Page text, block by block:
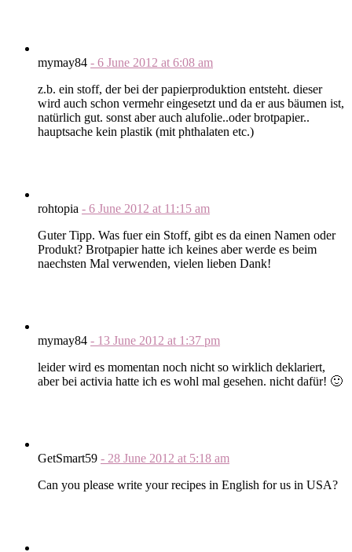
mymay84 - 6 June 2012 at 6:08 am
z.b. ein stoff, der bei der papierproduktion entsteht. dieser
wird auch schon vermehr eingesetzt und da er aus bäumen ist,
natürlich gut. sonst aber auch alufolie..oder brotpapier..
hauptsache kein plastik (mit phthalaten etc.)
rohtopia - 6 June 2012 at 11:15 am
Guter Tipp. Was fuer ein Stoff, gibt es da einen Namen oder
Produkt? Brotpapier hatte ich keines aber werde es beim
naechsten Mal verwenden, vielen lieben Dank!
mymay84 - 13 June 2012 at 1:37 pm
leider wird es momentan noch nicht so wirklich deklariert,
aber bei activia hatte ich es wohl mal gesehen. nicht dafür! 🙂
GetSmart59 - 28 June 2012 at 5:18 am
Can you please write your recipes in English for us in USA?